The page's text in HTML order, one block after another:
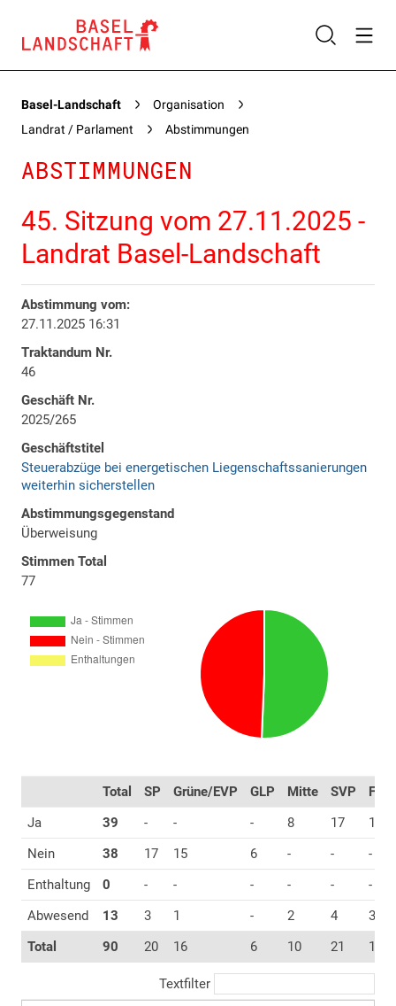
Basel-Landschaft
Organisation
Landrat / Parlament
Abstimmungen
ABSTIMMUNGEN